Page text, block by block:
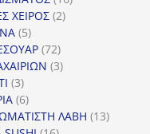
ΧΕΙΡΟΣ 22
55
προϊόντα
7272
προϊόντα
33
33
προϊόντα
66
προϊόνταΛΑΒΗ 1313